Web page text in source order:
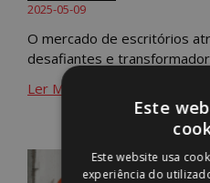
2025-05-09
O mercado de escritórios
desafiantes e
Ler Mais »
Este
Este website usa
experiência do